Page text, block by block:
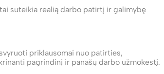
suteikia realią darbo patirtį ir galimybę
priklausomai nuo patirties,
pagrindinį ir panašų darbo užmokestį.